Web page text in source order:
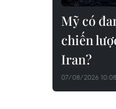
Mỹ có
chiến
Iran?
07/08/2026 10:08